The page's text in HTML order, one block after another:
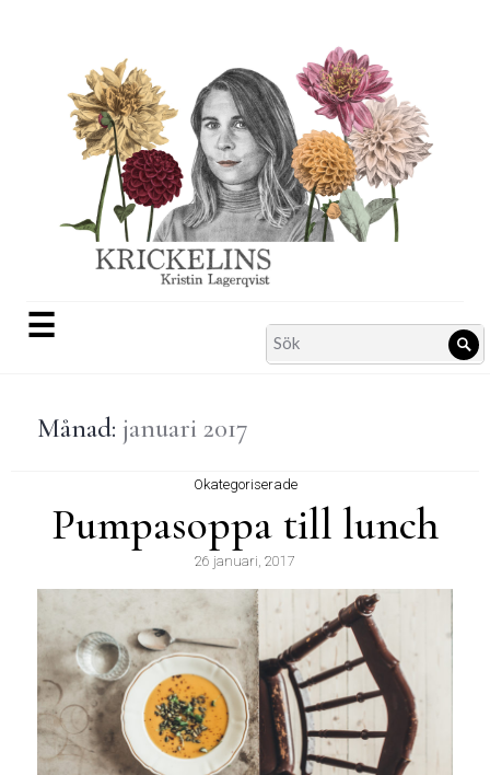
☰
Search
for:
Månad: januari 2017
Okategoriserade
Pumpasoppa till lunch
26 januari, 2017